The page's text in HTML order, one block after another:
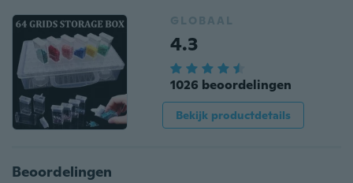
GLOBAAL
4.3
1026 beoordelingen
Bekijk productdetails
Beoordelingen